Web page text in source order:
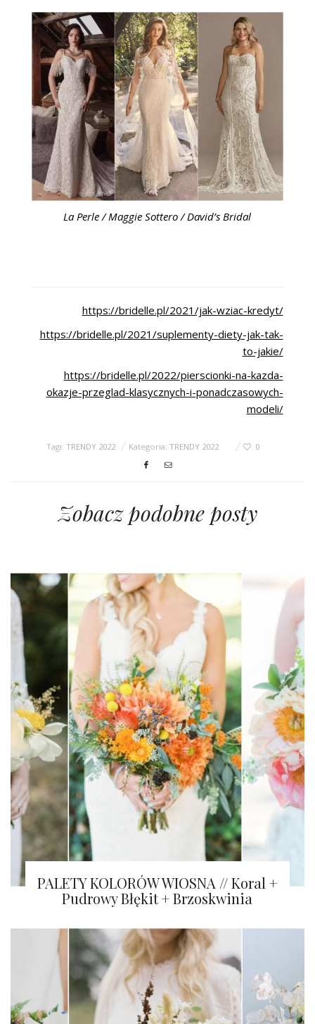
La Perle / Maggie Sottero / David’s Bridal
https://bridelle.pl/2021/jak-wziac-kredyt/
https://bridelle.pl/2021/suplementy-diety-jak-tak-
to-jakie/
https://bridelle.pl/2022/pierscionki-na-kazda-
okazje-przeglad-klasycznych-i-ponadczasowych-
modeli/
Tagi: TRENDY 2022 Kategoria: TRENDY 2022 0
Zobacz podobne posty
PALETY KOLORÓW WIOSNA // Koral +
Pudrowy Błękit + Brzoskwinia